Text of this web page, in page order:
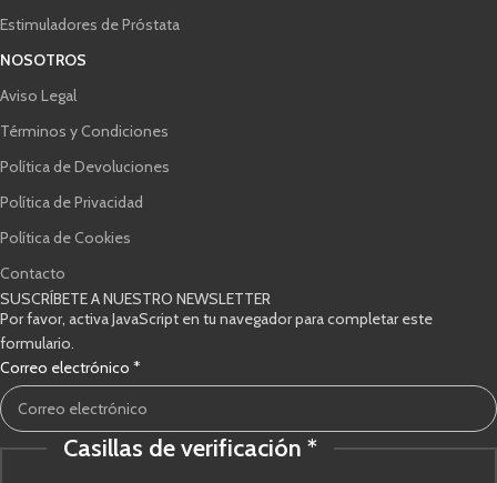
Estimuladores de Próstata
NOSOTROS
Aviso Legal
Términos y Condiciones
Política de Devoluciones
Política de Privacidad
Política de Cookies
Contacto
SUSCRÍBETE A NUESTRO NEWSLETTER
Por favor, activa JavaScript en tu navegador para completar este
formulario.
Correo electrónico *
Correo
Casillas de verificación *